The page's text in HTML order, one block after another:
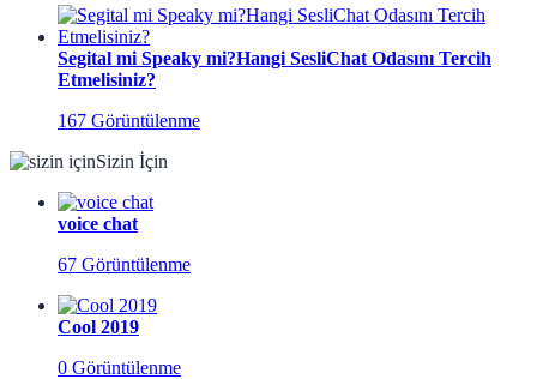
Segital mi Speaky mi?Hangi SesliChat Odasını Tercih
Etmelisiniz?
167 Görüntülenme
Sizin İçin
voice chat
67 Görüntülenme
Cool 2019
0 Görüntülenme